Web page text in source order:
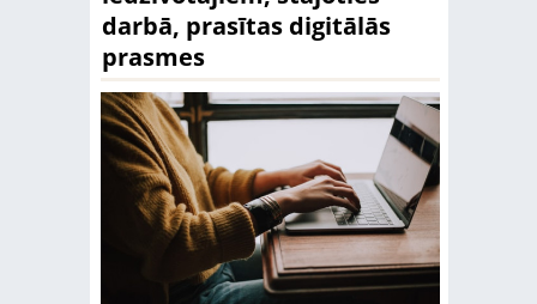
darbā, prasītas digitālās
prasmes